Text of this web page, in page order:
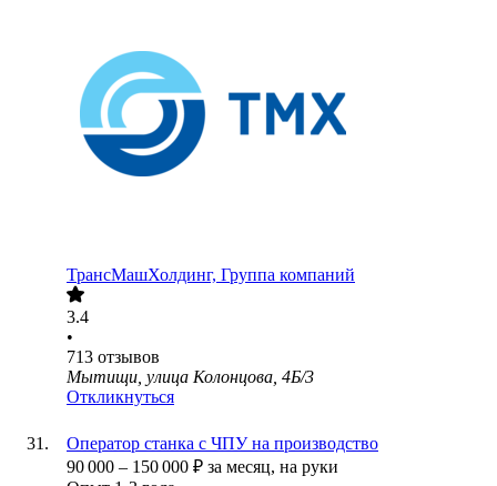
ТрансМашХолдинг, Группа компаний
3.4
•
713 отзывов
Мытищи, улица Колонцова, 4Б/3
Откликнуться
Оператор станка с ЧПУ на производство
90 000 – 150 000 ₽ за месяц, на руки